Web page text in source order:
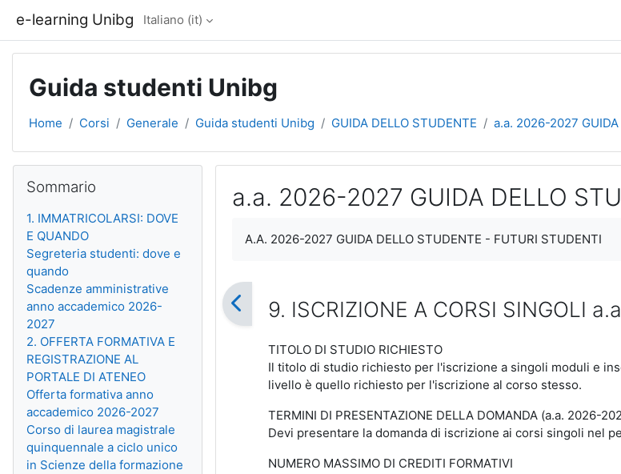
e-learning Unibg Italiano ‎(it)‎
Guida studenti Unibg
Home Corsi Generale Guida studenti Unibg GUIDA DELLO STUDENTE a.a. 2026-2027
a.a. 2026-2027 GUIDA DELLO
A.A. 2026-2027 GUIDA DELLO STUDENTE - FUTURI STUDENTI
9. ISCRIZIONE A CORSI SINGOLI
TITOLO DI STUDIO RICHIESTO
Il titolo di studio richiesto per l'iscrizione a singoli moduli e
livello è quello richiesto per l'iscrizione al corso stesso.
TERMINI DI PRESENTAZIONE DELLA DOMANDA (a.a. 2026-
Devi presentare la domanda di iscrizione ai corsi singoli nel
NUMERO MASSIMO DI CREDITI FORMATIVI
Blocchi
Sommario
1. IMMATRICOLARSI: DOVE
E QUANDO
Segreteria studenti: dove e
quando
Scadenze amministrative
anno accademico 2026-
2027
2. OFFERTA FORMATIVA E
REGISTRAZIONE AL
PORTALE DI ATENEO
Offerta formativa anno
accademico 2026-2027
Corso di laurea magistrale
quinquennale a ciclo unico
in Scienze della formazione